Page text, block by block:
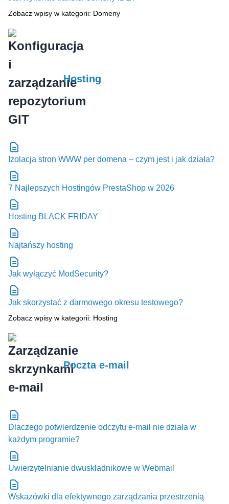
Zobacz wpisy w kategorii: Domeny
Hosting
Izolacja stron WWW per domena – czym jest i jak działa?
7 Najlepszych Hostingów PrestaShop w 2026
Hosting BLACK FRIDAY
Najtańszy hosting
Jak wyłączyć ModSecurity?
Jak skorzystać z darmowego okresu testowego?
Zobacz wpisy w kategorii: Hosting
Poczta e-mail
Dlaczego potwierdzenie odczytu e-mail nie działa w
każdym programie?
Uwierzytelnianie dwuskładnikowe w Webmail
Wskazówki dla efektywnego zarządzania przestrzenią